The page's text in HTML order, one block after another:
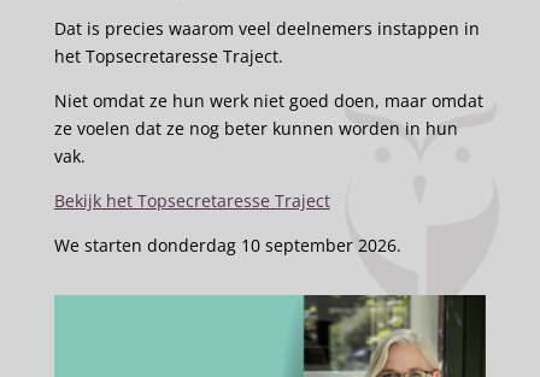
Dat is precies waarom veel deelnemers instappen in
het Topsecretaresse Traject.
Niet omdat ze hun werk niet goed doen, maar omdat
ze voelen dat ze nog beter kunnen worden in hun
vak.
Bekijk het Topsecretaresse Traject
We starten donderdag 10 september 2026.